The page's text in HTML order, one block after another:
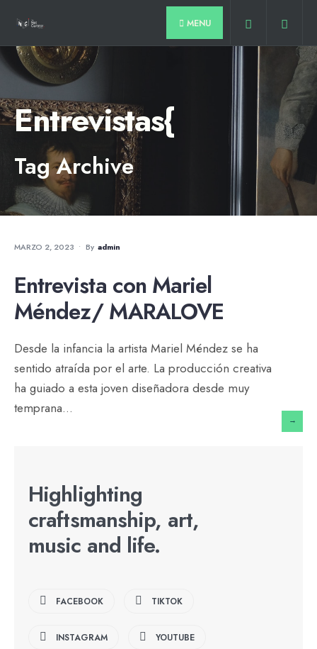
content
MENU
Entrevistas{
Tag Archive
MARZO 2, 2023 • By Admin
Entrevista con Mariel
Méndez/ MARALOVE
Desde la infancia la artista Mariel Méndez se ha
sentido atraída por el arte. La producción creativa
ha guiado a esta joven diseñadora desde muy
temprana...
→
Highlighting
craftsmanship, art,
music and life.
FACEBOOK TIKTOK
INSTAGRAM YOUTUBE